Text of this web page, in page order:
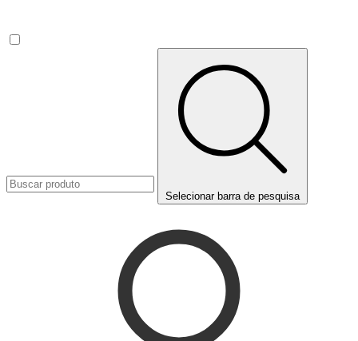
Selecionar barra de pesquisa